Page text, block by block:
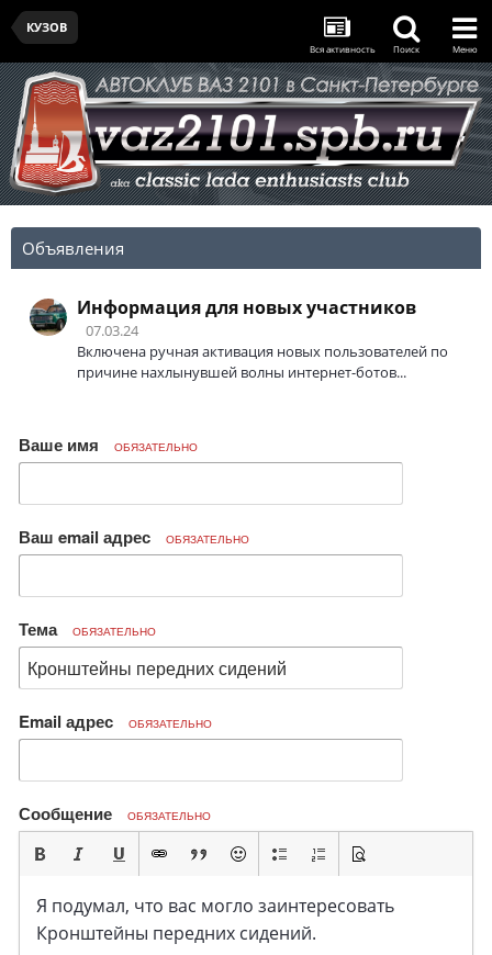
КУЗОВ
Вся активность Поиск Меню
Объявления
Информация для новых участников
07.03.24
Включена ручная активация новых пользователей по
причине нахлынувшей волны интернет-ботов...
Ваше имя ОБЯЗАТЕЛЬНО
Ваш email адрес ОБЯЗАТЕЛЬНО
Тема ОБЯЗАТЕЛЬНО
Email адрес ОБЯЗАТЕЛЬНО
Сообщение ОБЯЗАТЕЛЬНО
Я подумал, что вас могло заинтересовать
Кронштейны передних сидений.